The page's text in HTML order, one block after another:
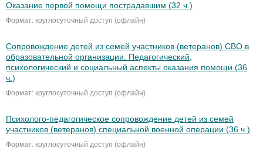
Оказание первой помощи пострадавшим (32 ч.)
Формат: круглосуточный доступ (офлайн)
Сопровождение детей из семей участников (ветеранов) СВО в
образовательной организации. Педагогический,
психологический и социальный аспекты оказания помощи (36
ч.)
Формат: круглосуточный доступ (офлайн)
Психолого-педагогическое сопровождение детей из семей
участников (ветеранов) специальной военной операции (36 ч.)
Формат: круглосуточный доступ (офлайн)